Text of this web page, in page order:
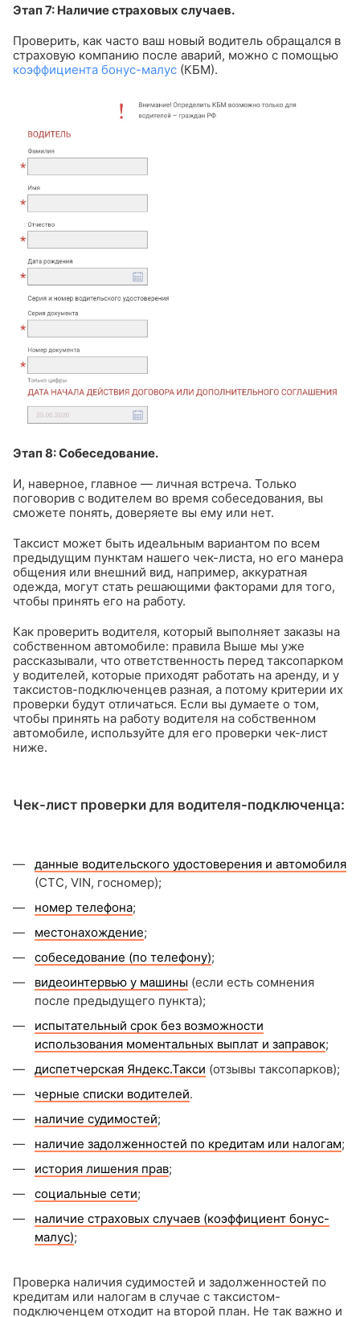
Этап 7: Наличие страховых случаев.
Проверить, как часто ваш новый водитель обращался в
страховую компанию после аварий, можно с помощью
коэффициента бонус-малус (КБМ).
Этап 8: Собеседование.
И, наверное, главное — личная встреча. Только
поговорив с водителем во время собеседования, вы
сможете понять, доверяете вы ему или нет.
Таксист может быть идеальным вариантом по всем
предыдущим пунктам нашего чек-листа, но его манера
общения или внешний вид, например, аккуратная
одежда, могут стать решающими факторами для того,
чтобы принять его на работу.
Как проверить водителя, который выполняет заказы на
собственном автомобиле: правила Выше мы уже
рассказывали, что ответственность перед таксопарком
у водителей, которые приходят работать на аренду, и у
таксистов-подключенцев разная, а потому критерии их
проверки будут отличаться. Если вы думаете о том,
чтобы принять на работу водителя на собственном
автомобиле, используйте для его проверки чек-лист
ниже.
Чек-лист проверки для водителя-подключенца:
данные водительского удостоверения и автомобиля
(СТС, VIN, госномер);
номер телефона;
местонахождение;
собеседование (по телефону);
видеоинтервью у машины (если есть сомнения
после предыдущего пункта);
испытательный срок без возможности
использования моментальных выплат и заправок;
диспетчерская Яндекс.Такси (отзывы таксопарков);
черные списки водителей.
наличие судимостей;
наличие задолженностей по кредитам или налогам;
история лишения прав;
социальные сети;
наличие страховых случаев (коэффициент бонус-
малус);
Проверка наличия судимостей и задолженностей по
кредитам или налогам в случае с таксистом-
подключенцем отходит на второй план. Не так важно и